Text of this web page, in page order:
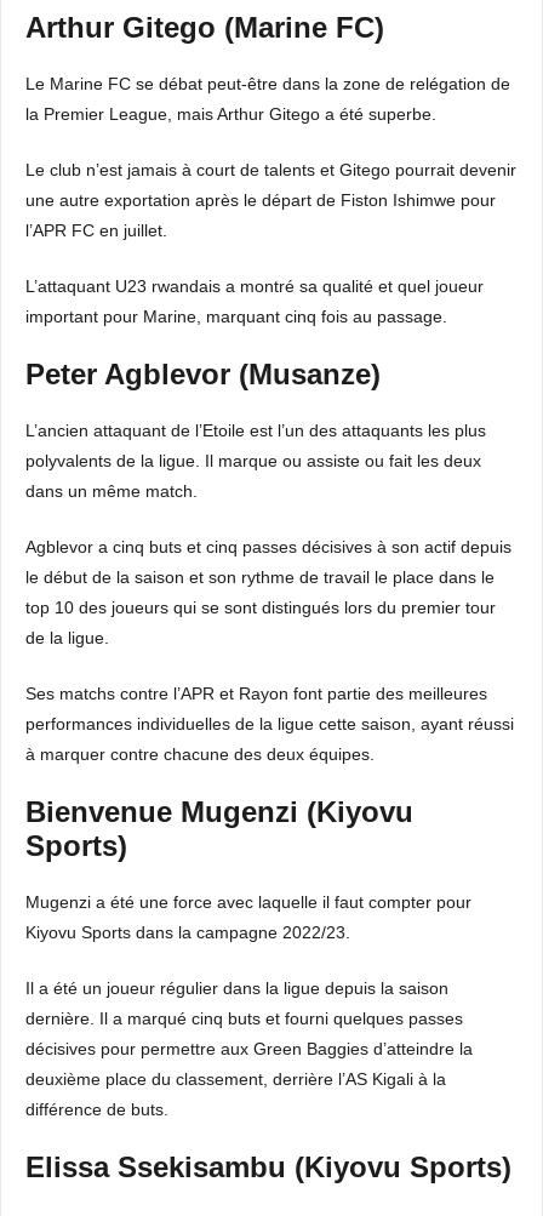
Arthur Gitego (Marine FC)
Le Marine FC se débat peut-être dans la zone de relégation de
la Premier League, mais Arthur Gitego a été superbe.
Le club n’est jamais à court de talents et Gitego pourrait devenir
une autre exportation après le départ de Fiston Ishimwe pour
l’APR FC en juillet.
L’attaquant U23 rwandais a montré sa qualité et quel joueur
important pour Marine, marquant cinq fois au passage.
Peter Agblevor (Musanze)
L’ancien attaquant de l’Etoile est l’un des attaquants les plus
polyvalents de la ligue. Il marque ou assiste ou fait les deux
dans un même match.
Agblevor a cinq buts et cinq passes décisives à son actif depuis
le début de la saison et son rythme de travail le place dans le
top 10 des joueurs qui se sont distingués lors du premier tour
de la ligue.
Ses matchs contre l’APR et Rayon font partie des meilleures
performances individuelles de la ligue cette saison, ayant réussi
à marquer contre chacune des deux équipes.
Bienvenue Mugenzi (Kiyovu
Sports)
Mugenzi a été une force avec laquelle il faut compter pour
Kiyovu Sports dans la campagne 2022/23.
Il a été un joueur régulier dans la ligue depuis la saison
dernière. Il a marqué cinq buts et fourni quelques passes
décisives pour permettre aux Green Baggies d’atteindre la
deuxième place du classement, derrière l’AS Kigali à la
différence de buts.
Elissa Ssekisambu (Kiyovu Sports)